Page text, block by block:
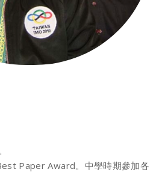
Paper Award。中學時期參加各